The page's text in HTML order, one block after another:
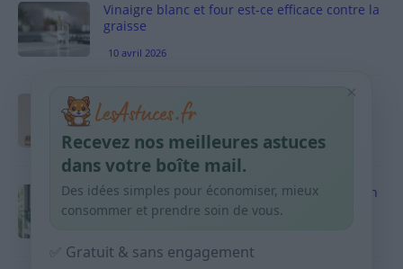
Vinaigre blanc et four est-ce efficace contre la
graisse
10 avril 2026
Taches pigmentaires : routine simple +
habitudes qui aident
9 avril 2026
Produits ménagers : comment économiser en
courses sans acheter 10 sprays
×
Recevez nos meilleures astuces
dans votre boîte mail.
Des idées simples pour économiser, mieux
consommer et prendre soin de vous.
✅ Gratuit & sans engagement